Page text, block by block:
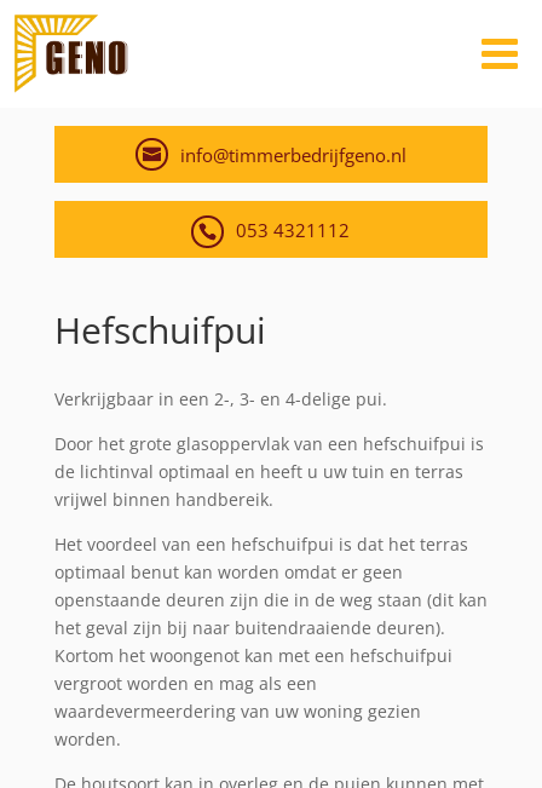
info@timmerbedrijfgeno.nl
053 4321112
Hefschuifpui
Verkrijgbaar in een 2-, 3- en 4-delige pui.
Door het grote glasoppervlak van een hefschuifpui is
de lichtinval optimaal en heeft u uw tuin en terras
vrijwel binnen handbereik.
Het voordeel van een hefschuifpui is dat het terras
optimaal benut kan worden omdat er geen
openstaande deuren zijn die in de weg staan (dit kan
het geval zijn bij naar buitendraaiende deuren).
Kortom het woongenot kan met een hefschuifpui
vergroot worden en mag als een
waardevermeerdering van uw woning gezien
worden.